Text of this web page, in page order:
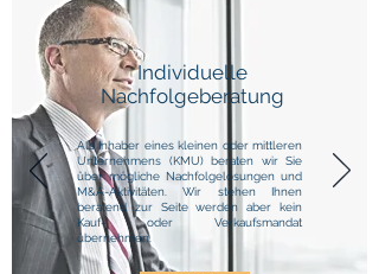
Individuelle
Nachfolgeberatung
Als Inhaber eines kleinen oder mittleren
Unternehmens (KMU) beraten wir Sie
über mögliche Nachfolgelösungen und
M&A-Aktivitäten. Wir stehen Ihnen
beratend zur Seite werden aber kein
Kauf- oder Verkaufsmandat
übernehmen.